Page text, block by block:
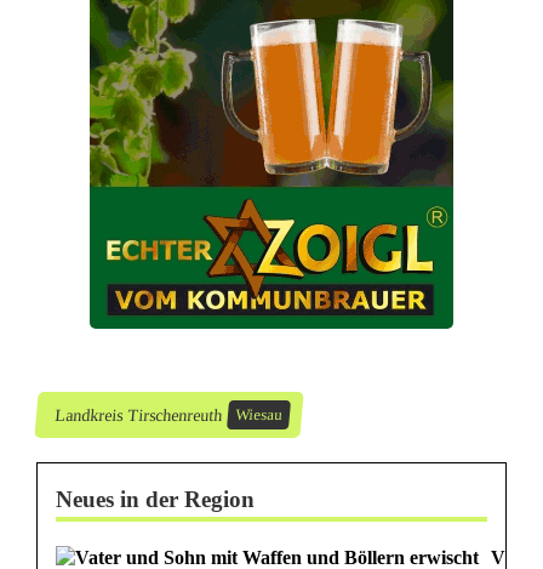
Z
e
Landkreis Tirschenreuth Wiesau
Neues in der Region
V